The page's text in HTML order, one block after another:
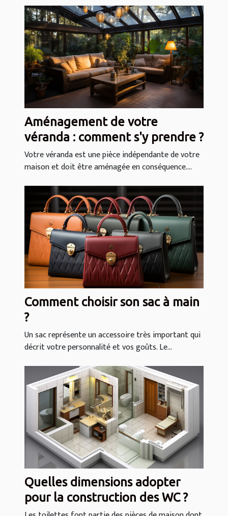
Aménagement de votre
véranda : comment s'y prendre ?
Votre véranda est une pièce indépendante de votre
maison et doit être aménagée en conséquence....
Comment choisir son sac à main
?
Un sac représente un accessoire très important qui
décrit votre personnalité et vos goûts. Le...
Quelles dimensions adopter
pour la construction des WC ?